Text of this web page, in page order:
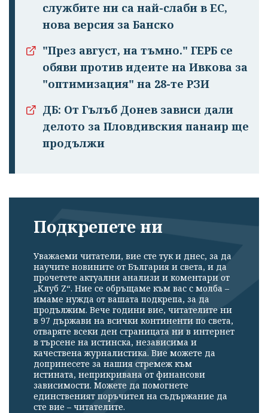
службите ни са най-слаби в ЕС,
нова версия за Банско
"През август, на тъмно." ГЕРБ се
обяви против идеите на Ивкова за
"оптимизация" на 28-те РЗИ
ДБ: От Гълъб Донев зависи дали
делото за Пловдивския панаир ще
продължи
Подкрепете ни
Уважаеми читатели, вие сте тук и днес, за да
научите новините от България и света, и да
прочетете актуални анализи и коментари от
„Клуб Z“. Ние се обръщаме към вас с молба –
имаме нужда от вашата подкрепа, за да
продължим. Вече години вие, читателите ни
в 97 държави на всички континенти по света,
отваряте всеки ден страницата ни в интернет
в търсене на истинска, независима и
качествена журналистика. Вие можете да
допринесете за нашия стремеж към
истината, неприкривана от финансови
зависимости. Можете да помогнете
единственият поръчител на съдържание да
сте вие – читателите.